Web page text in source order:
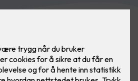
å bruke fornybar energi, men det gir
Med lav krone og dyrtid er
hvor man legger pengene